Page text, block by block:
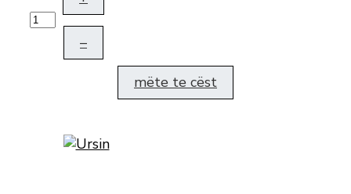
–
mëte te cëst